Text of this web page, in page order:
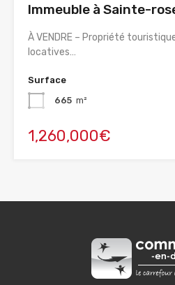
Immeuble à Sainte-
À VENDRE – Propriété
locatives…
Surface
665 m²
1,260,000€